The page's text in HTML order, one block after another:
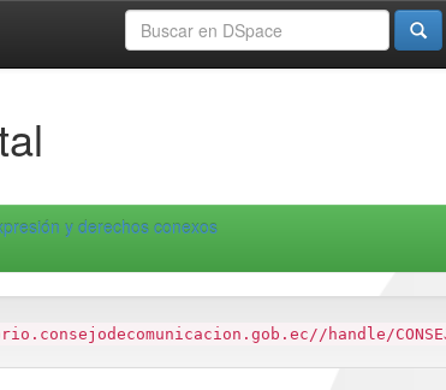
y derechos conexos
handle/